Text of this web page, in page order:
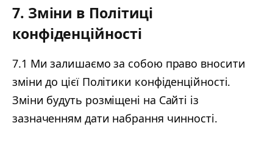
7. Зміни в Політиці
конфіденційності
7.1 Ми залишаємо за собою право вносити
зміни до цієї Політики конфіденційності.
Зміни будуть розміщені на Сайті із
зазначенням дати набрання чинності.